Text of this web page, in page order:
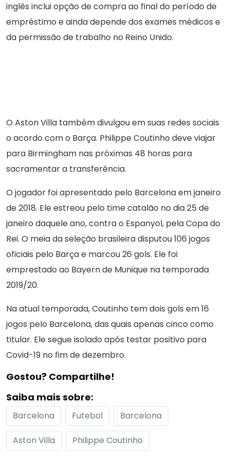
inglês inclui opção de compra ao final do período de
empréstimo e ainda depende dos exames médicos e
da permissão de trabalho no Reino Unido.
O Aston Villa também divulgou em suas redes sociais
o acordo com o Barça. Philippe Coutinho deve viajar
para Birmingham nas próximas 48 horas para
sacramentar a transferência.
O jogador foi apresentado pelo Barcelona em janeiro
de 2018. Ele estreou pelo time catalão no dia 25 de
janeiro daquele ano, contra o Espanyol, pela Copa do
Rei. O meia da seleção brasileira disputou 106 jogos
oficiais pelo Barça e marcou 26 gols. Ele foi
emprestado ao Bayern de Munique na temporada
2019/20.
Na atual temporada, Coutinho tem dois gols em 16
jogos pelo Barcelona, das quais apenas cinco como
titular. Ele segue isolado após testar positivo para
Covid-19 no fim de dezembro.
Gostou? Compartilhe!
Saiba mais sobre:
Barcelona Futebol Barcelona
Aston Villa Philippe Coutinho